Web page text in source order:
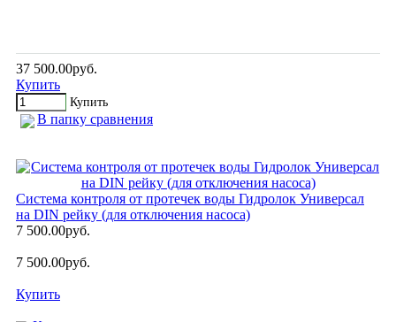
37 500.00руб.
Купить
Купить
В папку сравнения
Система контроля от протечек воды Гидролок Универсал
на DIN рейку (для отключения насоса)
7 500.00руб.
7 500.00руб.
Купить